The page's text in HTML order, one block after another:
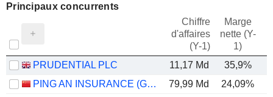
Principaux concurrents
Chiffre
d'affaires
(Y-1)
Marge
nette (Y-
1)
PRUDENTIAL PLC 11,17 Md 35,9%
PING AN INSURANCE (GROUP) COMPANY OF CHINA, LTD.
79,99 Md 24,09%